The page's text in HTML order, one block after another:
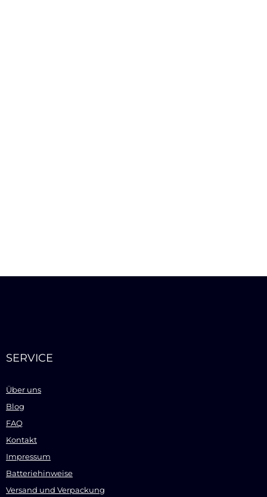
SERVICE
Über uns
Blog
FAQ
Kontakt
Impressum
Batteriehinweise
Versand und Verpackung